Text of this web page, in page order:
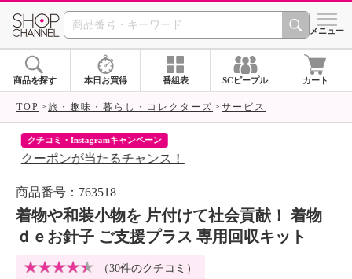
SHOP CHANNEL シメニュー
商品を探す 本日お買得 番組表 SCピープル カート
TOP 旅・趣味・暮らし・コレクターズ サービス
クチコミ・Instagramキャンペーン
クーポンが当たるチャンス！
商品番号：763518
着物や和装小物を 片付けて社会貢献！ 着物
ｄｅお針子 ご支援プラス 専用回収キット
（30件のクチコミ ）